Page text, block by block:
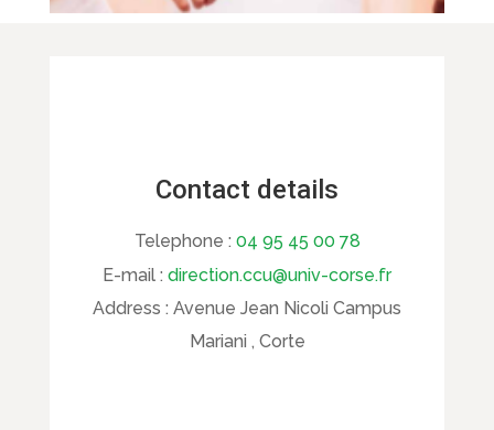
Contact details
Telephone : 04 95 45 00 78
E-mail : direction.ccu@univ-corse.fr
Address : Avenue Jean Nicoli Campus
Mariani , Corte